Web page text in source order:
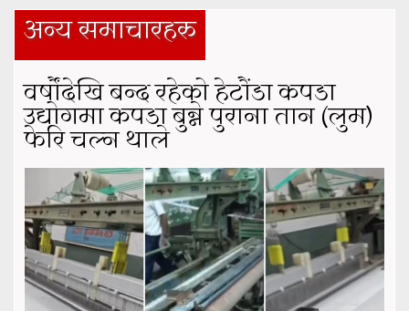
अन्य समाचारहरु
वर्षौंदेखि बन्द रहेको हेटौंडा कपडा
उद्योगमा कपडा बुन्ने पुराना तान (लुम)
फेरि चल्न थाले